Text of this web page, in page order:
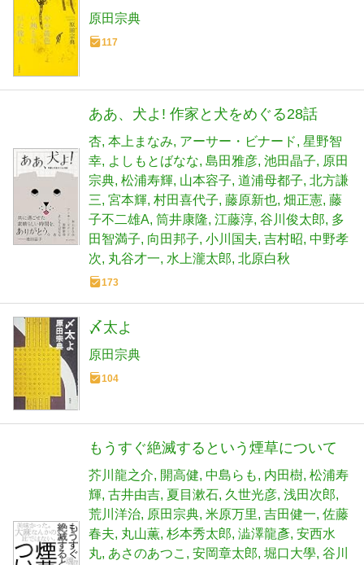
原田宗典
117
ああ、犬よ! 作家と犬をめぐる28話
杏 本上まなみ アーサー・ビナード 星野智
幸 よしもとばなな 島田雅彦 池田晶子
原田
宗典 松浦寿輝 山本容子 道浦母都子 北方謙
三 宮本輝 村田喜代子 藤原新也 畑正憲 藤
子不二雄A 筒井康隆 江藤淳 谷川俊太郎 多
田智満子 向田邦子 小川国夫 吉村昭 中野孝
次 丸谷才一 水上瀧太郎 北原白秋
173
〆太よ
原田宗典
104
もうすぐ絶滅するという煙草について
芥川龍之介 開高健 中島らも 内田樹 松浦寿
輝 古井由吉 夏目漱石 久世光彦 浅田次郎
荒川洋治 原田宗典 米原万里 吉田健一 佐藤
春夫 丸山薫 杉本秀太郎 澁澤龍彥 安西水
丸 あさのあつこ 安岡章太郎 堀口大學 谷川